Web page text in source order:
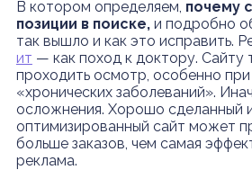
В котором определяем, почему
позиции в поиске,и подробно
так вышло и как это исправить.
ит — как поход к доктору.
проходить осмотр, особенно при
«хронических заболеваний».
осложнения. Хорошо сделанный
оптимизированный сайт может
больше заказов, чем самая
реклама.